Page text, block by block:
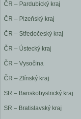
ČR – Pardubický kraj
ČR – Plzeňský kraj
ČR – Středočeský kraj
ČR – Ústecký kraj
ČR – Vysočina
ČR – Zlínský kraj
SR – Banskobystrický kraj
SR – Bratislavský kraj